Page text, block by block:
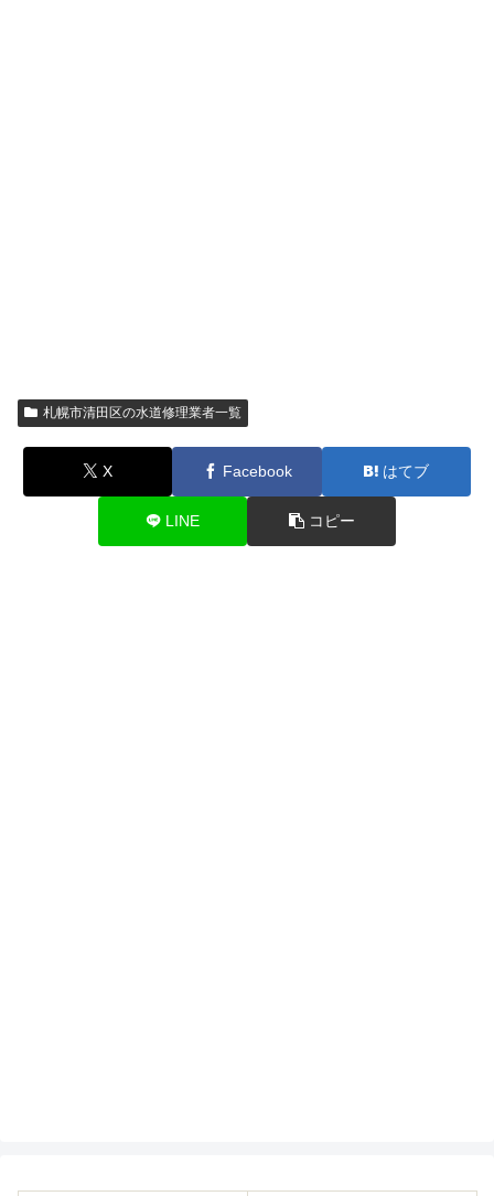
札幌市清田区の水道修理業者一覧
X Facebook はてブ
LINE コピー